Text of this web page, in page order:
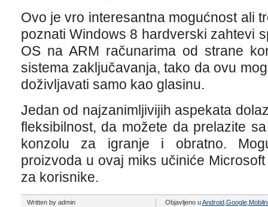
Ovo je vro interesantna mogućnost ali
poznati Windows 8 hardverski zahtevi
OS na ARM računarima od strane
sistema zaključavanja, tako da ovu
doživljavati samo kao glasinu.
Jedan od najzanimljivijih aspekata
fleksibilnost, da možete da prelazite
konzolu za igranje i obratno.
proizvoda u ovaj miks učiniće
za korisnike.
Written by admin
Objavljeno uAndroid, Google,